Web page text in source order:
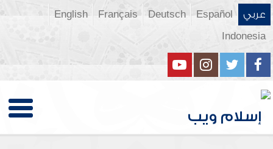
عربي Español
Deutsch
Français
English
Indonesia